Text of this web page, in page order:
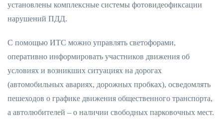
установлены комплексные системы фотовидеофиксации
нарушений ПДД.
С помощью ИТС можно управлять светофорами,
оперативно информировать участников движения об
условиях и возникших ситуациях на дорогах
(автомобильных авариях, дорожных пробках), осведомлять
пешеходов о графике движения общественного транспорта,
а автолюбителей – о наличии свободных парковочных мест.